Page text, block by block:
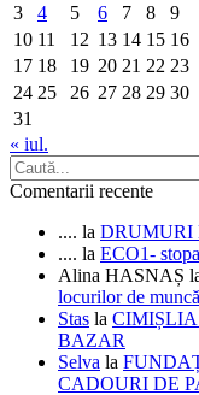
3
4 5 6 7 8
9
10 11 12 13 14 15 16
17 18 19 20 21 22 23
24 25 26 27 28 29 30
31
« iul.
Comentarii recente
.... la DRUMURI
.... la ECO1-
Alina HASNAȘ
locurilor de
Stas la
BAZAR
Selva la
CADOURI DE